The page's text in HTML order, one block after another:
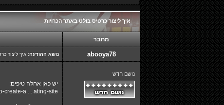
איך ליצור כרטיס בולט באתר הכרויות
מחבר
abooya78 נושא ההודעה: איך ליצור
נושם חדש
יש כאן אחלה טיפים:
create-a ... ating-site